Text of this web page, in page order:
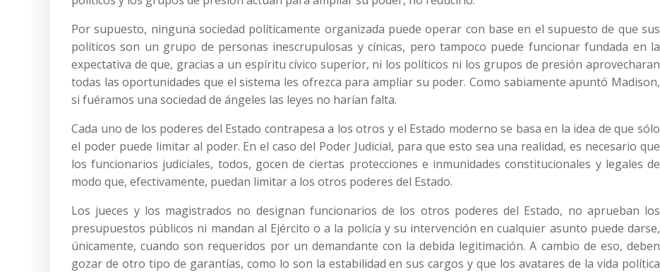
Por supuesto, ninguna sociedad políticamente organizada puede operar con base en el supuesto de que sus
políticos son un grupo de personas inescrupulosas y cínicas, pero tampoco puede funcionar fundada en la
expectativa de que, gracias a un espíritu cívico superior, ni los políticos ni los grupos de presión aprovecharan
todas las oportunidades que el sistema les ofrezca para ampliar su poder. Como sabiamente apuntó Madison,
si fuéramos una sociedad de ángeles las leyes no harían falta.
Cada uno de los poderes del Estado contrapesa a los otros y el Estado moderno se basa en la idea de que sólo
el poder puede limitar al poder. En el caso del Poder Judicial, para que esto sea una realidad, es necesario que
los funcionarios judiciales, todos, gocen de ciertas protecciones e inmunidades constitucionales y legales de
modo que, efectivamente, puedan limitar a los otros poderes del Estado.
Los jueces y los magistrados no designan funcionarios de los otros poderes del Estado, no aprueban los
presupuestos públicos ni mandan al Ejército o a la policía y su intervención en cualquier asunto puede darse,
únicamente, cuando son requeridos por un demandante con la debida legitimación. A cambio de eso, deben
gozar de otro tipo de garantías, como lo son la estabilidad en sus cargos y que los avatares de la vida política